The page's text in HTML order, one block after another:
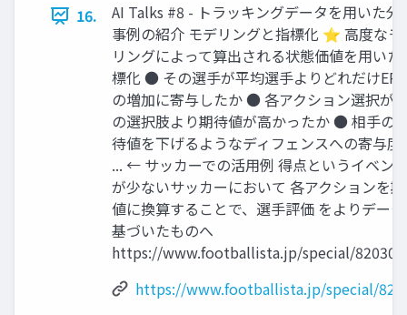
16.
AI Talks #8 - トラッキングデータを用いた分
事例の紹介 モデリングと指標化 ⭐ 高度なモ
リングによって算出される状態価値を用いた
標化 ● その選手が平均選手よりどれだけEPV
の増加に寄与したか ● 各アクション選択が
の選択肢より期待値が高かったか ● 相手の
待値を下げるようなディフェンスへの寄与
... ← サッカーでの活用例 得点というイベン
が少ないサッカーにおいて 各アクションを
値に換算することで、選手評価 をよりデー
基づいたものへ
https://www.footballista.jp/special/82030
https://www.footballista.jp/special/